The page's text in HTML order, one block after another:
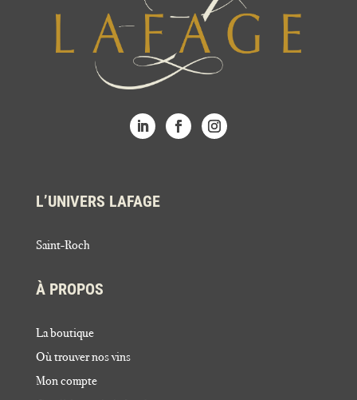
L’UNIVERS LAFAGE
Saint-Roch
À PROPOS
La boutique
Où trouver nos vins
Mon compte